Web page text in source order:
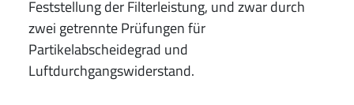
Feststellung der Filterleistung, und zwar durch
zwei getrennte Prüfungen für
Partikelabscheidegrad und
Luftdurchgangswiderstand.